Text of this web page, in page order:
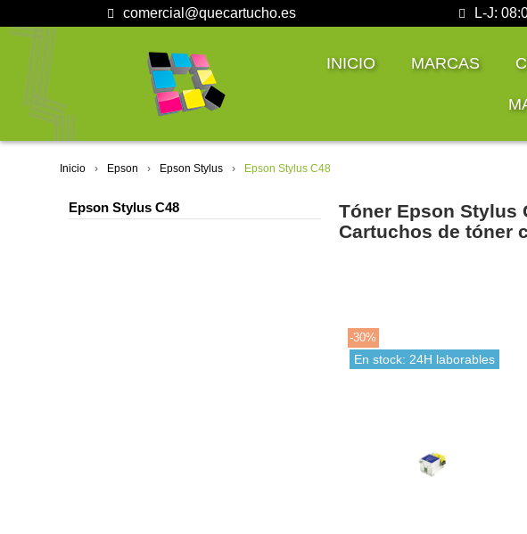
comercial@quecartucho.es L-J:
INICIO MARCAS
Inicio Epson Epson Stylus Epson Stylus C48
Epson Stylus C48
Tóner Epson Stylus
Cartuchos de tóner
-30%
En stock: 24H laborables